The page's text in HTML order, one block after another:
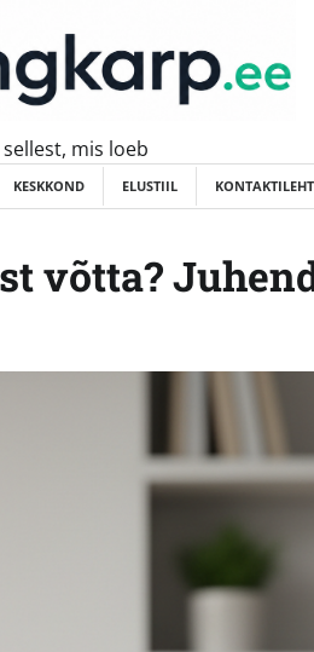
mis loeb
KESKKOND ELUSTIIL KONTAKTILEHT
võtta?